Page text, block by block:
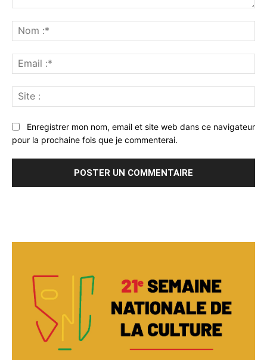
:*
:*
:
Enregistrer mon nom, email et site web dans ce navigateur
pour la prochaine fois que je commenterai.